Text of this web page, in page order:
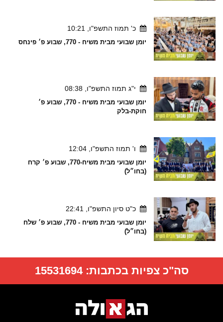
כ' תמוז התשפ"ו, 10:21
יומן שבועי מבית משיח - 770, שבוע פ׳ פינחס
י"ג תמוז התשפ"ו, 08:38
יומן שבועי מבית משיח - 770, שבוע פ׳
חוקת-בלק
ו' תמוז התשפ"ו, 12:04
יומן שבועי מבית משיח-770, שבוע פ׳ קרח
(בחו״ל)
כ"ט סיון התשפ"ו, 22:41
יומן שבועי מבית משיח - 770, שבוע פ׳ שלח
(בחו״ל)
סה"כ צפיות בכתבות:15531694